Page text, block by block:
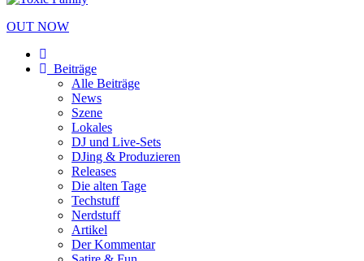
OUT NOW
Beiträge
Alle Beiträge
News
Szene
Lokales
DJ und Live-Sets
DJing & Produzieren
Releases
Die alten Tage
Techstuff
Nerdstuff
Artikel
Der Kommentar